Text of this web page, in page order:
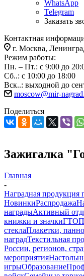
WhatsApp
Telegram
Заказать
Контактная
г. Москва,
Режим работы:
Пн. – Пт.: с 9:00 до
Сб..: с 10:00 до 18:00
Вск..: выходной до
moscow@mir-
Поделиться
Зажигалка
Главная
-
Наградная продукция
НовинкиРаспродажа
наградыАктивный
книжки и значкиГТО
стеклаПлакетки,
наградТекстильная
России, регионов,
мероприятия
игрыОбразование